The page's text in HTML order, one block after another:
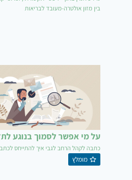
בין מזון אולטרה-מעובד לבריאות
על מי אפשר לסמוך בנוגע
כתבה לקהל הרחב לגבי איך להתייחס
מומלץ